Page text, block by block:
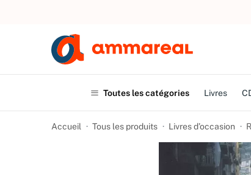
Toutes les catégories Livres
Accueil Tous les produits Livres d’occasion